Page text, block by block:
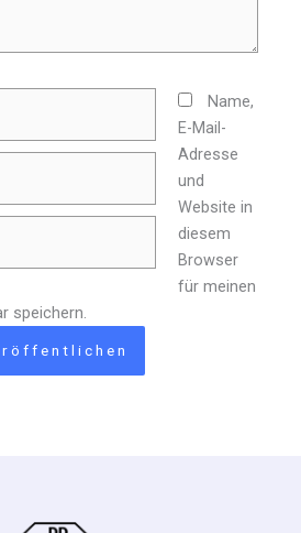
Name,
E-Mail-
Adresse
und
Website in
diesem
Browser
für meinen
speichern.